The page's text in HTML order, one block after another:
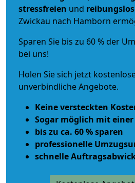
stressfreien und
Zwickau nach Hamborn
Sparen Sie bis zu 60 % der
bei uns!
Holen Sie sich jetzt
unverbindliche Angebote.
Keine versteckten
Sogar möglich mit
bis zu ca. 60 % sparen
professionelle
schnelle